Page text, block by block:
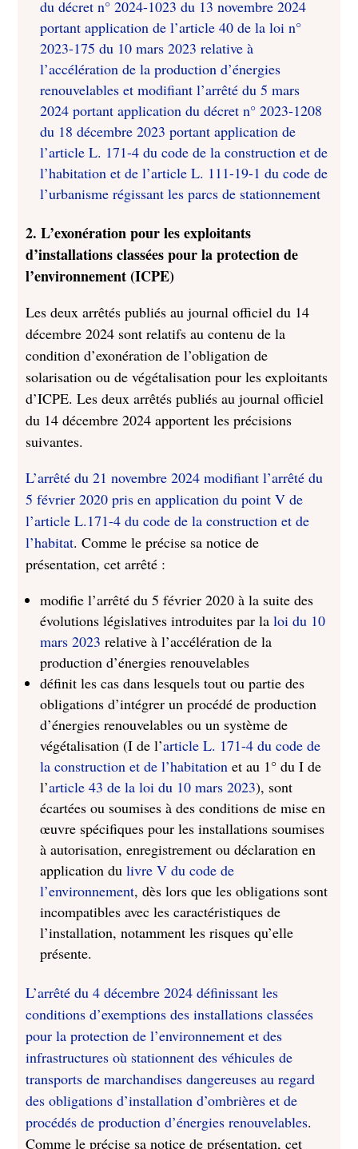
du décret n° 2024-1023 du 13 novembre 2024
portant application de l’article 40 de la loi n°
2023-175 du 10 mars 2023 relative à
l’accélération de la production d’énergies
renouvelables et modifiant l’arrêté du 5 mars
2024 portant application du décret n° 2023-1208
du 18 décembre 2023 portant application de
l’article L. 171-4 du code de la construction et de
l’habitation et de l’article L. 111-19-1 du code de
l’urbanisme régissant les parcs de stationnement
2. L’exonération pour les exploitants
d’installations classées pour la protection de
l’environnement (ICPE)
Les deux arrêtés publiés au journal officiel du 14
décembre 2024 sont relatifs au contenu de la
condition d’exonération de l’obligation de
solarisation ou de végétalisation pour les exploitants
d’ICPE. Les deux arrêtés publiés au journal officiel
du 14 décembre 2024 apportent les précisions
suivantes.
L’arrêté du 21 novembre 2024 modifiant l’arrêté du
5 février 2020 pris en application du point V de
l’article L.171-4 du code de la construction et de
l’habitat. Comme le précise sa notice de
présentation, cet arrêté :
modifie l’arrêté du 5 février 2020 à la suite des
évolutions législatives introduites par laloi du 10
mars 2023 relative à l’accélération de la
production d’énergies renouvelables
définit les cas dans lesquels tout ou partie des
obligations d’intégrer un procédé de production
d’énergies renouvelables ou un système de
végétalisation (I de l’article L. 171-4 du code de
la construction et de l’habitation et au 1° du I de
l’article 43 de la loi du 10 mars 2023), sont
écartées ou soumises à des conditions de mise en
œuvre spécifiques pour les installations soumises
à autorisation, enregistrement ou déclaration en
application dulivre V du code de
l’environnement, dès lors que les obligations sont
incompatibles avec les caractéristiques de
l’installation, notamment les risques qu’elle
présente.
L’arrêté du 4 décembre 2024 définissant les
conditions d’exemptions des installations classées
pour la protection de l’environnement et des
infrastructures où stationnent des véhicules de
transports de marchandises dangereuses au regard
des obligations d’installation d’ombrières et de
procédés de production d’énergies renouvelables.
Comme le précise sa notice de présentation, cet